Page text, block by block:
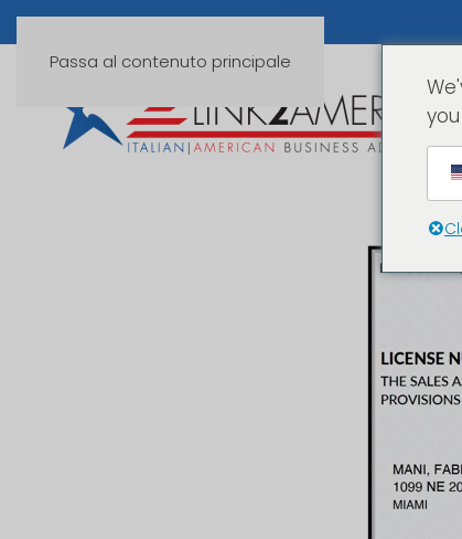
Passa al contenuto principale